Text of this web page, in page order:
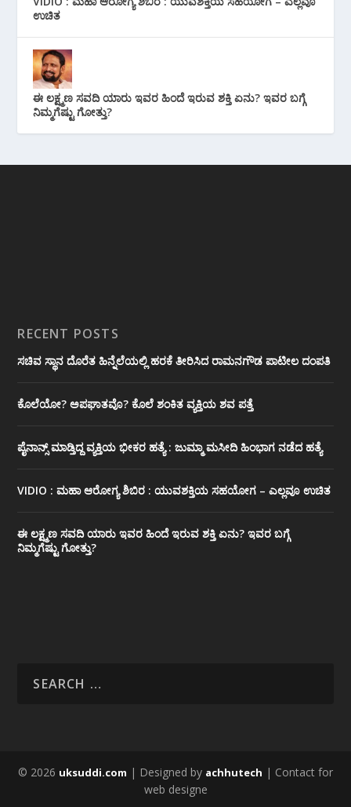
ಉಚಿತ
ಈ ಲಕ್ಷ್ಮಣ ಸವದಿ ಯಾರು ಇವರ ಹಿಂದೆ ಇರುವ ಶಕ್ತಿ ಏನು? ಇವರ ಬಗ್ಗೆ
ನಿಮ್ಮಗೆಷ್ಟು ಗೋತ್ತು?
RECENT POSTS
ಸಚಿವ ಸ್ಥಾನ ದೊರೆತ ಹಿನ್ನೆಲೆಯಲ್ಲಿ ಹರಕೆ ತೀರಿಸಿದ ರಾಮನಗೌಡ ಪಾಟೀಲ ದಂಪತಿ
ಕೊಲೆಯೋ? ಅಪಘಾತವೊ? ಕೊಲೆ ಶಂಕಿತ ವ್ಯಕ್ತಿಯ ಶವ ಪತ್ತೆ
ಪೈನಾನ್ಸ್ ಮಾಡ್ತಿದ್ದ ವ್ಯಕ್ತಿಯ ಭೀಕರ‌ ಹತ್ಯೆ : ಜುಮ್ಮಾ ಮಸೀದಿ ಹಿಂಭಾಗ ನಡೆದ ಹತ್ಯೆ
VIDIO : ಮಹಾ ಆರೋಗ್ಯ ಶಿಬಿರ : ಯುವಶಕ್ತಿಯ ಸಹಯೋಗ – ಎಲ್ಲವೂ ಉಚಿತ
ಈ ಲಕ್ಷ್ಮಣ ಸವದಿ ಯಾರು ಇವರ ಹಿಂದೆ ಇರುವ ಶಕ್ತಿ ಏನು? ಇವರ ಬಗ್ಗೆ
ನಿಮ್ಮಗೆಷ್ಟು ಗೋತ್ತು?
© 2026 uksuddi.com | Designed by achhutech | Contact for
web designe